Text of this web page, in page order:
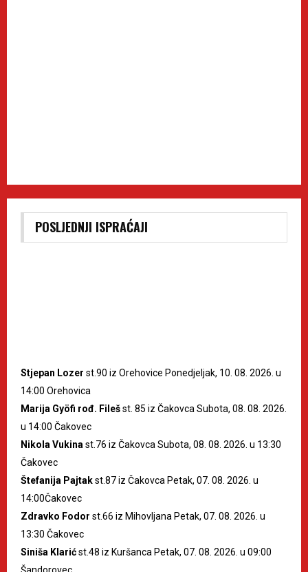
POSLJEDNJI ISPRAĆAJI
Stjepan Lozer st.90 iz Orehovice Ponedjeljak, 10. 08. 2026. u
14:00 Orehovica
Marija Gyöfi rođ. Filešst. 85 iz Čakovca Subota, 08. 08. 2026.
u 14:00 Čakovec
Nikola Vukinast.76 iz Čakovca Subota, 08. 08. 2026. u 13:30
Čakovec
Štefanija Pajtakst.87 iz Čakovca Petak, 07. 08. 2026. u
14:00Čakovec
Zdravko Fodor st.66 iz Mihovljana Petak, 07. 08. 2026. u
13:30 Čakovec
Siniša Klarićst.48 iz Kuršanca Petak, 07. 08. 2026. u 09:00